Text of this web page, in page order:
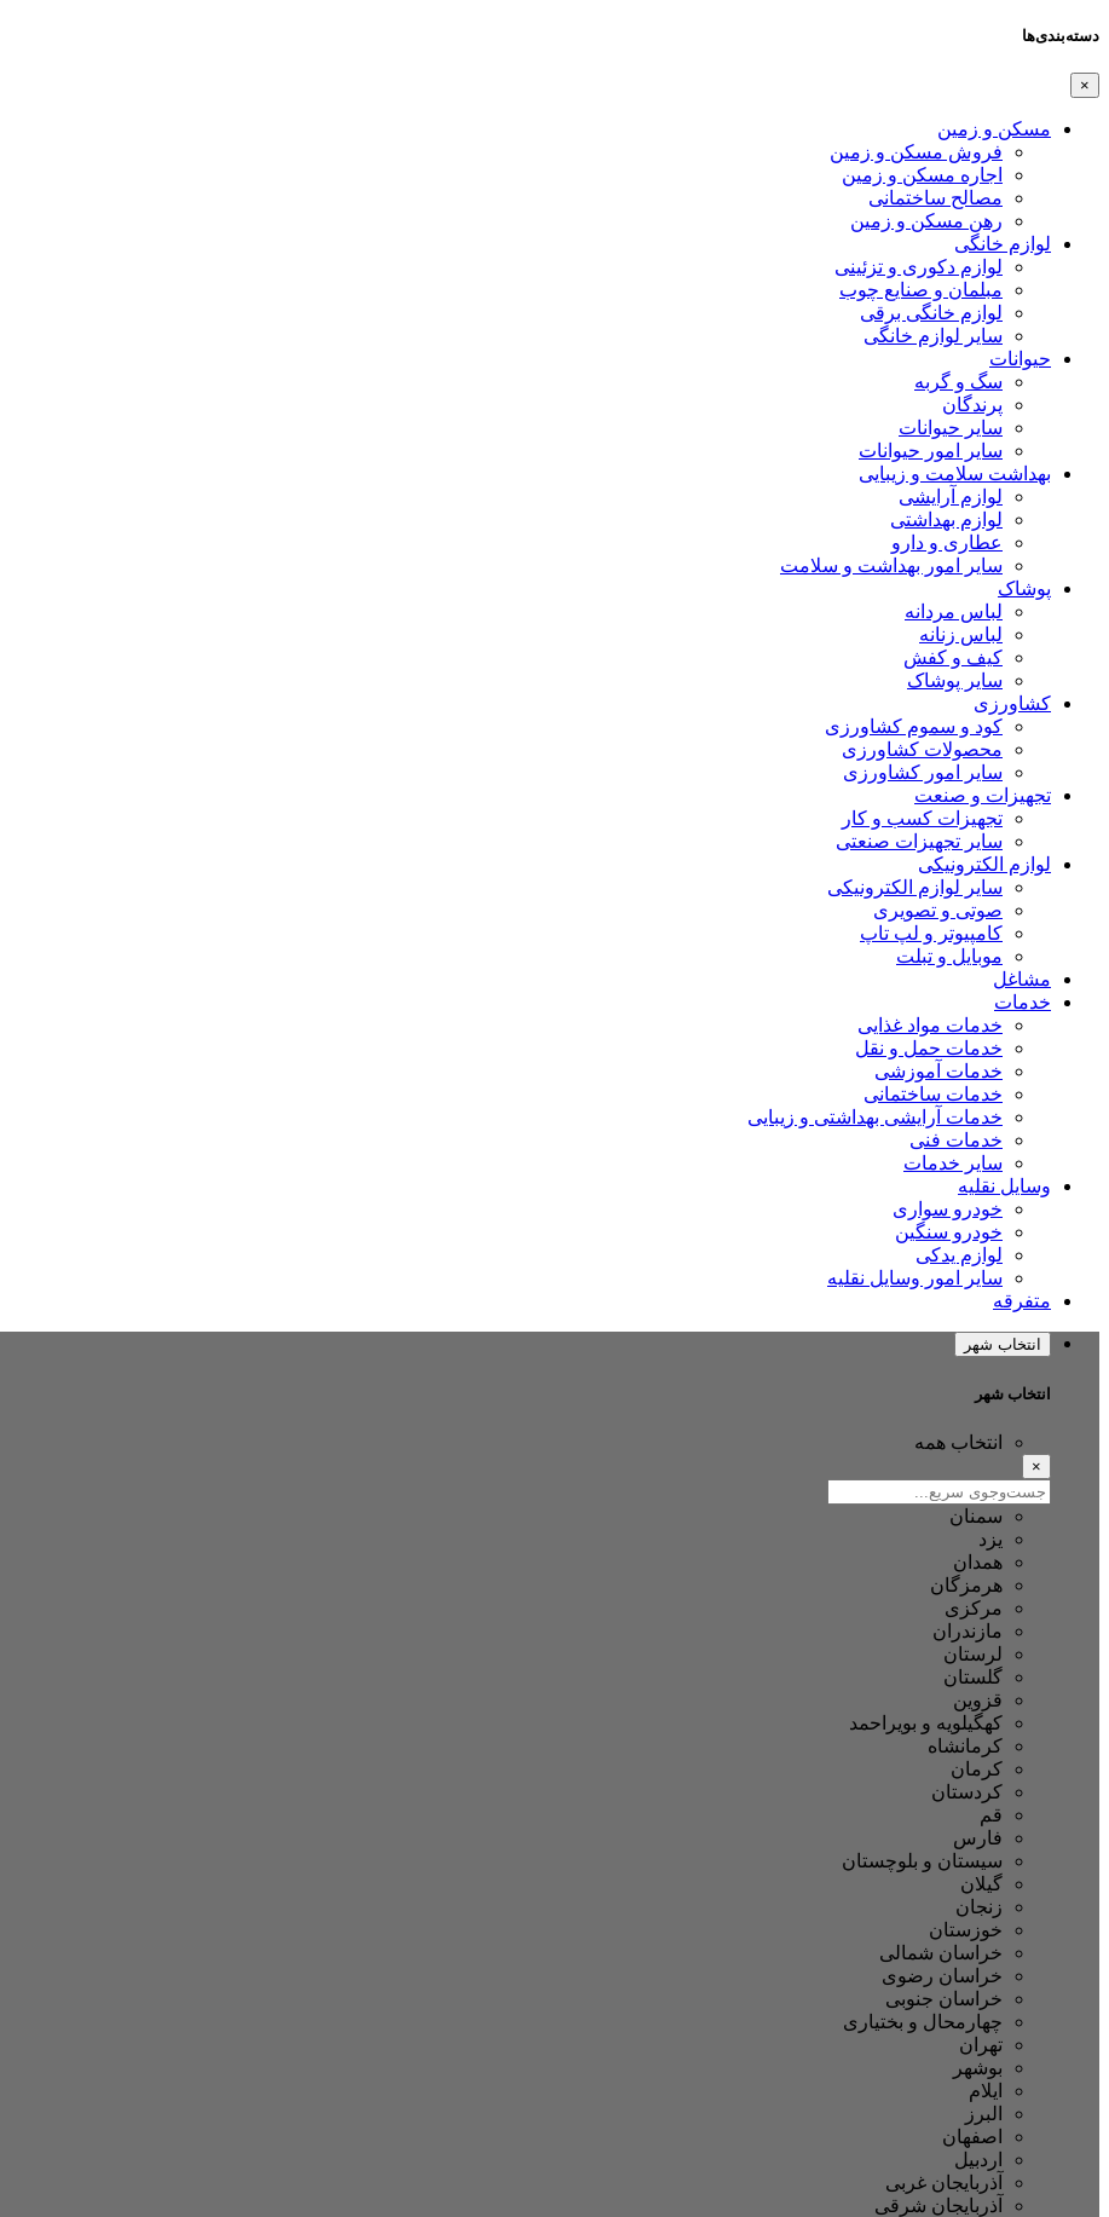
دسته‌بندی‌ها
×
مسکن و زمین
فروش مسکن و زمین
اجاره مسکن و زمین
مصالح ساختمانی
رهن مسکن و زمین
لوازم خانگی
لوازم دکوری و تزئینی
مبلمان و صنایع چوب
لوازم خانگی برقی
سایر لوازم خانگی
حیوانات
سگ و گربه
پرندگان
سایر حیوانات
سایر امور حیوانات
بهداشت سلامت و زیبایی
لوازم آرایشی
لوازم بهداشتی
عطاری و دارو
سایر امور بهداشت و سلامت
پوشاک
لباس مردانه
لباس زنانه
کیف و کفش
سایر پوشاک
کشاورزی
کود و سموم کشاورزی
محصولات کشاورزی
سایر امور کشاورزی
تجهیزات و صنعت
تجهیزات کسب و کار
سایر تجهیزات صنعتی
لوازم الکترونیکی
سایر لوازم الکترونیکی
صوتی و تصویری
کامپیوتر و لپ تاپ
موبایل و تبلت
مشاغل
خدمات
خدمات مواد غذایی
خدمات حمل و نقل
خدمات آموزشی
خدمات ساختمانی
خدمات آرایشی بهداشتی و زیبایی
خدمات فنی
سایر خدمات
وسایل نقلیه
خودرو سواری
خودرو سنگین
لوازم یدکی
سایر امور وسایل نقلیه
متفرقه
انتخاب شهر
انتخاب شهر
انتخاب همه
×
سمنان
یزد
همدان
هرمزگان
مرکزی
مازندران
لرستان
گلستان
قزوین
کهگیلویه و بویراحمد
کرمانشاه
کرمان
کردستان
قم
فارس
سیستان و بلوچستان
گیلان
زنجان
خوزستان
خراسان شمالی
خراسان رضوی
خراسان جنوبی
چهارمحال و بختیاری
تهران
بوشهر
ایلام
البرز
اصفهان
اردبیل
آذربایجان غربی
آذربایجان شرقی